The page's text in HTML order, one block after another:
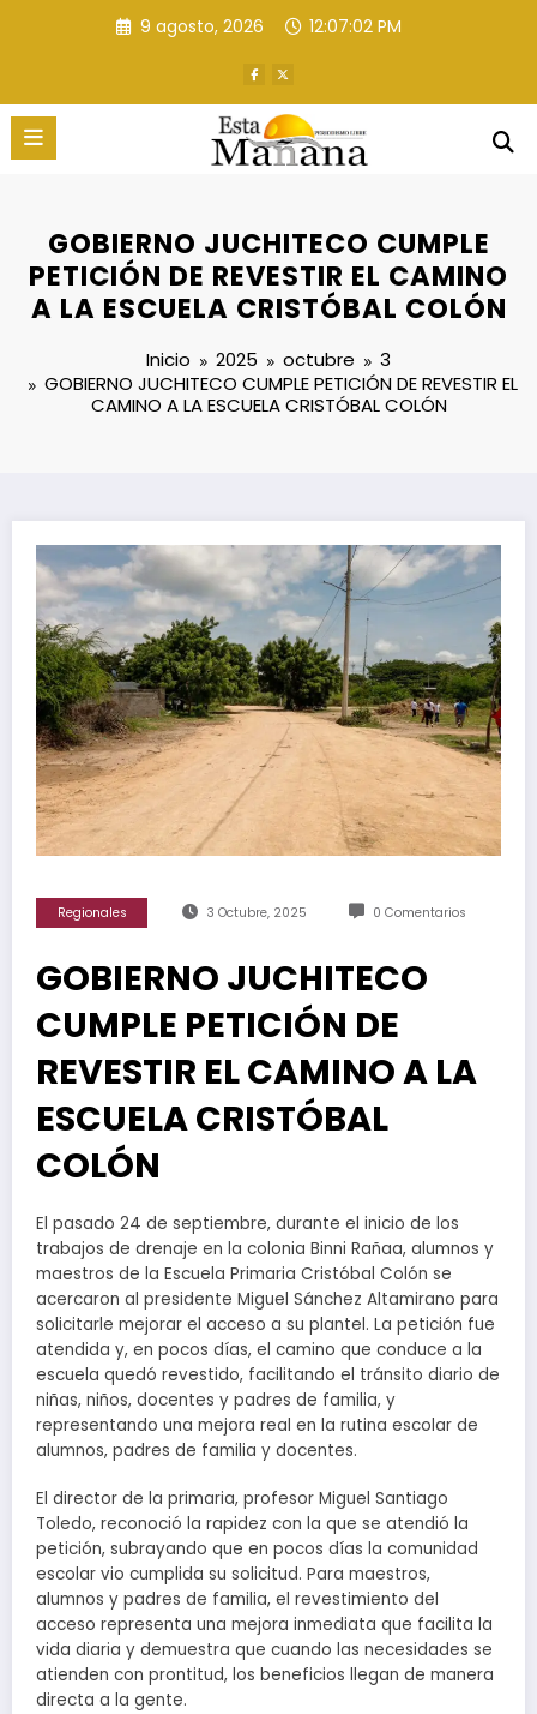
9 agosto, 2026 12:07:03 PM
GOBIERNO JUCHITECO CUMPLE
PETICIÓN DE REVESTIR EL CAMINO
A LA ESCUELA CRISTÓBAL COLÓN
Inicio 2025 octubre
3
GOBIERNO JUCHITECO CUMPLE PETICIÓN DE REVESTIR EL
CAMINO A LA ESCUELA CRISTÓBAL COLÓN
Regionales 3 Octubre, 2025 0 Comentarios
GOBIERNO JUCHITECO
CUMPLE PETICIÓN DE
REVESTIR EL CAMINO A LA
ESCUELA CRISTÓBAL
COLÓN
El pasado 24 de septiembre, durante el inicio de los
trabajos de drenaje en la colonia Binni Rañaa, alumnos y
maestros de la Escuela Primaria Cristóbal Colón se
acercaron al presidente Miguel Sánchez Altamirano para
solicitarle mejorar el acceso a su plantel. La petición fue
atendida y, en pocos días, el camino que conduce a la
escuela quedó revestido, facilitando el tránsito diario de
niñas, niños, docentes y padres de familia, y
representando una mejora real en la rutina escolar de
alumnos, padres de familia y docentes.
El director de la primaria, profesor Miguel Santiago
Toledo, reconoció la rapidez con la que se atendió la
petición, subrayando que en pocos días la comunidad
escolar vio cumplida su solicitud. Para maestros,
alumnos y padres de familia, el revestimiento del
acceso representa una mejora inmediata que facilita la
vida diaria y demuestra que cuando las necesidades se
atienden con prontitud, los beneficios llegan de manera
directa a la gente.